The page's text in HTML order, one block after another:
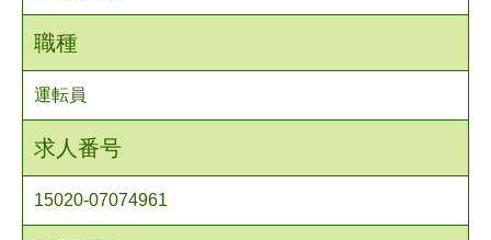
職種
運転員
求人番号
15020-07074961